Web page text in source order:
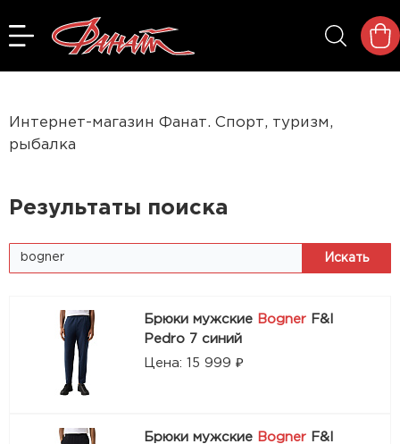
Интернет-магазин Фанат. Спорт, туризм,
рыбалка
Результаты поиска
Брюки мужские Bogner F&I
Pedro 7 синий
Цена: 15 999 ₽
Брюки мужские Bogner F&I